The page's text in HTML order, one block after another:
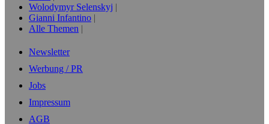
Wolodymyr Selenskyj
Gianni Infantino
Alle Themen
Newsletter
Werbung / PR
Jobs
Impressum
AGB